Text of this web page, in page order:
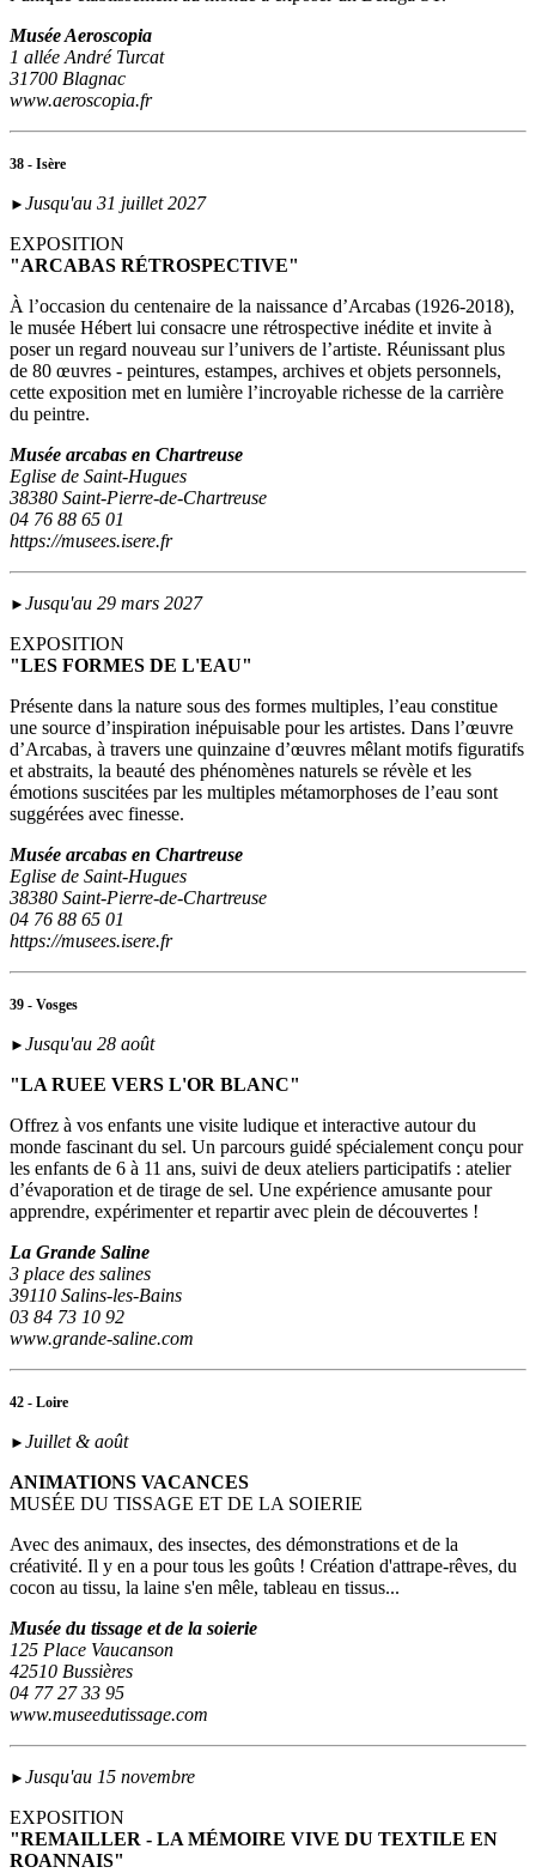
Musée Aeroscopia
1 allée André Turcat
31700 Blagnac
www.aeroscopia.fr
38 - Isère
► Jusqu'au 31 juillet 2027
EXPOSITION
"ARCABAS RÉTROSPECTIVE"
À l’occasion du centenaire de la naissance d’Arcabas (1926-2018),
le musée Hébert lui consacre une rétrospective inédite et invite à
poser un regard nouveau sur l’univers de l’artiste. Réunissant plus
de 80 œuvres - peintures, estampes, archives et objets personnels,
cette exposition met en lumière l’incroyable richesse de la carrière
du peintre.
Musée arcabas en Chartreuse
Eglise de Saint-Hugues
38380 Saint-Pierre-de-Chartreuse
04 76 88 65 01
https://musees.isere.fr
► Jusqu'au 29 mars 2027
EXPOSITION
"LES FORMES DE L'EAU"
Présente dans la nature sous des formes multiples, l’eau constitue
une source d’inspiration inépuisable pour les artistes. Dans l’œuvre
d’Arcabas, à travers une quinzaine d’œuvres mêlant motifs figuratifs
et abstraits, la beauté des phénomènes naturels se révèle et les
émotions suscitées par les multiples métamorphoses de l’eau sont
suggérées avec finesse.
Musée arcabas en Chartreuse
Eglise de Saint-Hugues
38380 Saint-Pierre-de-Chartreuse
04 76 88 65 01
https://musees.isere.fr
39 - Vosges
► Jusqu'au 28 août
"LA RUEE VERS L'OR BLANC"
Offrez à vos enfants une visite ludique et interactive autour du
monde fascinant du sel. Un parcours guidé spécialement conçu pour
les enfants de 6 à 11 ans, suivi de deux ateliers participatifs : atelier
d’évaporation et de tirage de sel. Une expérience amusante pour
apprendre, expérimenter et repartir avec plein de découvertes !
La Grande Saline
3 place des salines
39110 Salins-les-Bains
03 84 73 10 92
www.grande-saline.com
42 - Loire
► Juillet & août
ANIMATIONS VACANCES
MUSÉE DU TISSAGE ET DE LA SOIERIE
Avec des animaux, des insectes, des démonstrations et de la
créativité. Il y en a pour tous les goûts ! Création d'attrape-rêves, du
cocon au tissu, la laine s'en mêle, tableau en tissus...
Musée du tissage et de la soierie
125 Place Vaucanson
42510 Bussières
04 77 27 33 95
www.museedutissage.com
► Jusqu'au 15 novembre
EXPOSITION
"REMAILLER - LA MÉMOIRE VIVE DU TEXTILE EN
ROANNAIS"